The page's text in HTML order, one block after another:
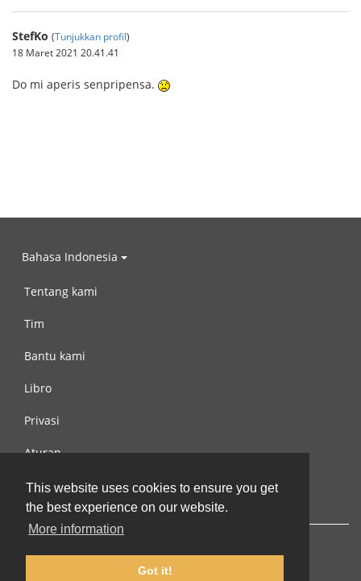
This website uses cookies to ensure you get
the best experience on our website.
More information
Got it!
StefKo (Tunjukkan profil)
18 Maret 2021 20.41.41
Do mi aperis senpripensa.
Bahasa Indonesia
Tentang kami
Tim
Bantu kami
Libro
Privasi
Aturan
Hubungi kami